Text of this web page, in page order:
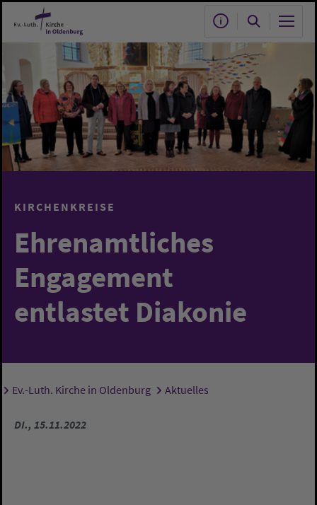
Zum Hauptinhalt springen
KIRCHENKREISE
Ehrenamtliches
Engagement
entlastet Diakonie
Sie sind hier:
Ev.-Luth. Kirche in Oldenburg Aktuelles
DI., 15.11.2022